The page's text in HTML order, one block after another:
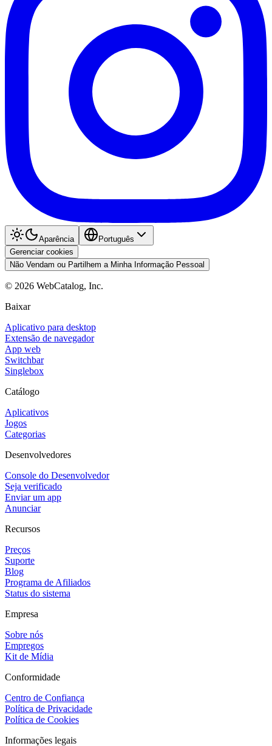
Aparência
Português
Gerenciar cookies
Não Vendam ou Partilhem a Minha Informação Pessoal
© 2026 WebCatalog, Inc.
Baixar
Aplicativo para desktop
Extensão de navegador
App web
Switchbar
Singlebox
Catálogo
Aplicativos
Jogos
Categorias
Desenvolvedores
Console do Desenvolvedor
Seja verificado
Enviar um app
Anunciar
Recursos
Preços
Suporte
Blog
Programa de Afiliados
Status do sistema
Empresa
Sobre nós
Empregos
Kit de Mídia
Conformidade
Centro de Confiança
Política de Privacidade
Política de Cookies
Informações legais